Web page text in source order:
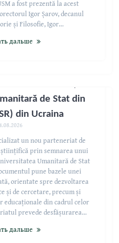
a fost prezentă la acest
Igor Șarov, decanul
și Filosofie, Igor…
дальше
de Stat din
din Ucraina
un nou parteneriat de
științifică prin semnarea unui
Umanitară de Stat
pune bazele unei
orientate spre dezvoltarea
și de cercetare, precum și
educaționale din cadrul celor
prevede desfășurarea…
дальше